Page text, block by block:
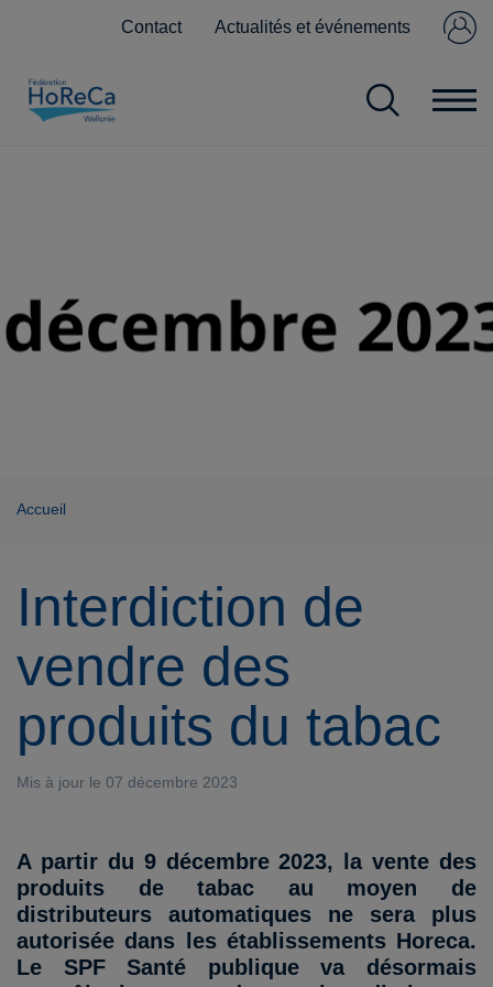
Contact Actualités et événements
membre ?
Accueil
Interdiction de
vendre des
produits du tabac
Mis à jour le 07 décembre 2023
A partir du 9 décembre 2023, la vente des
produits de tabac au moyen de
distributeurs automatiques ne sera plus
autorisée dans les établissements Horeca.
Le SPF Santé publique va désormais